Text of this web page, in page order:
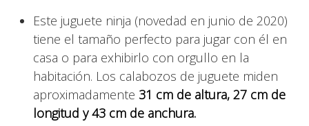
Este juguete ninja (novedad en junio de 2020)
tiene el tamaño perfecto para jugar con él en
casa o para exhibirlo con orgullo en la
habitación. Los calabozos de juguete miden
aproximadamente 31 cm de altura, 27 cm de
longitud y 43 cm de anchura.